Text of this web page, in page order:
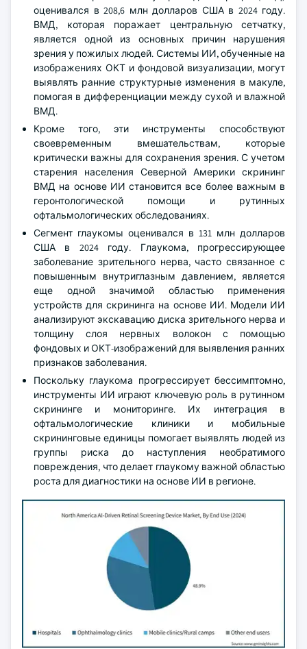
оценивался в 208,6 млн долларов США в 2024 году.
ВМД, которая поражает центральную сетчатку,
является одной из основных причин нарушения
зрения у пожилых людей. Системы ИИ, обученные на
изображениях ОКТ и фондовой визуализации, могут
выявлять ранние структурные изменения в макуле,
помогая в дифференциации между сухой и влажной
ВМД.
Кроме того, эти инструменты способствуют
своевременным вмешательствам, которые
критически важны для сохранения зрения. С учетом
старения населения Северной Америки скрининг
ВМД на основе ИИ становится все более важным в
геронтологической помощи и рутинных
офтальмологических обследованиях.
Сегмент глаукомы оценивался в 131 млн долларов
США в 2024 году. Глаукома, прогрессирующее
заболевание зрительного нерва, часто связанное с
повышенным внутриглазным давлением, является
еще одной значимой областью применения
устройств для скрининга на основе ИИ. Модели ИИ
анализируют экскавацию диска зрительного нерва и
толщину слоя нервных волокон с помощью
фондовых и ОКТ-изображений для выявления ранних
признаков заболевания.
Поскольку глаукома прогрессирует бессимптомно,
инструменты ИИ играют ключевую роль в рутинном
скрининге и мониторинге. Их интеграция в
офтальмологические клиники и мобильные
скрининговые единицы помогает выявлять людей из
группы риска до наступления необратимого
повреждения, что делает глаукому важной областью
роста для диагностики на основе ИИ в регионе.